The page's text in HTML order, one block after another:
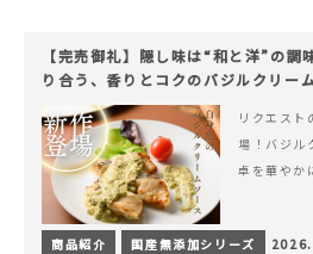
【完売御礼】隠し味は“和と洋”の調
り合う、香りとコクのバジルクリー
リクエスト
場！バジル
卓を華やか
商品紹介 国産無添加シリーズ